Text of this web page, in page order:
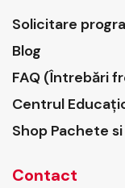
Solicitare
Blog
FAQ (Întrebări
Centrul
Shop Pachete
Contact